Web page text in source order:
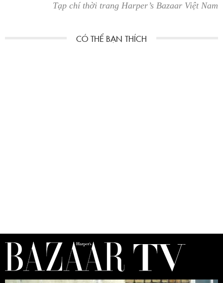
Tạp chí thời trang Harper’s Bazaar Việt Nam